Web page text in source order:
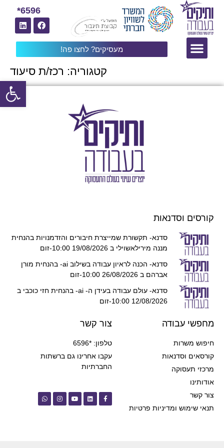
מעסיקים? לחצו פה!
6596*
קטגוריה: רכז/ת סיעוד
קורסים וסדנאות
סדנא- תקשורת שמייצרת חיבורים והזדמנויות בהנחית
מננה מירילאשוילי ב 19/08/2026 10:00-זום
סדנא- הכנה לראיון עבודה בשילוב ai- בהנחית מורן
אברהם ב 26/08/2026 10:00-זום
סדנא- עולם עבודה בעידן ה- ai- בהנחית חזי כוכבי ב
12/08/2026 10:00-זום
מחפשי עבודה
חיפוש משרות
קורסאים וסדנאות
מרכזי תעסוקה
אודותינו
צור קשר
תנאי שימוש ומדיניות פרטיות
צור קשר
טלפון: *6596
עקבו אחרינו גם ברשתות
החברתיות